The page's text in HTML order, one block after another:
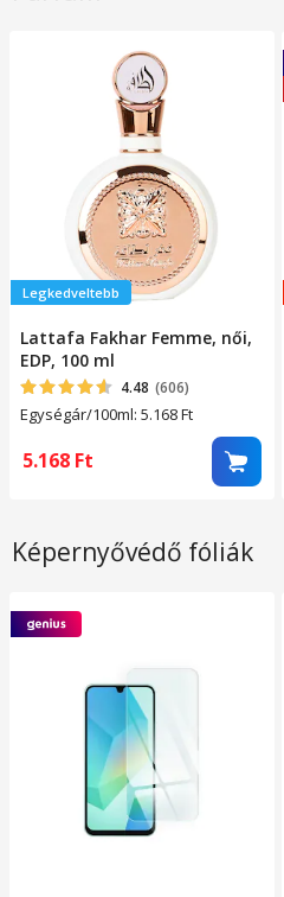
Legkedveltebb
Lattafa Fakhar Femme, női,
EDP, 100 ml
4.48 (606)
Egységár/100ml: 5.168Ft
5.168 Ft
Képernyővédő fóliák